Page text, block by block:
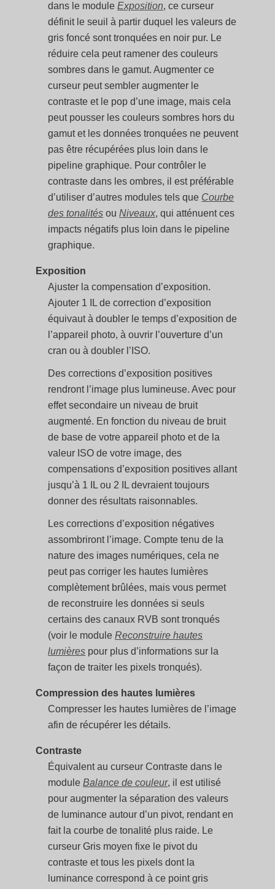
dans le moduleExposition, ce curseur
définit le seuil à partir duquel les valeurs de
gris foncé sont tronquées en noir pur. Le
réduire cela peut ramener des couleurs
sombres dans le gamut. Augmenter ce
curseur peut sembler augmenter le
contraste et le pop d’une image, mais cela
peut pousser les couleurs sombres hors du
gamut et les données tronquées ne peuvent
pas être récupérées plus loin dans le
pipeline graphique. Pour contrôler le
contraste dans les ombres, il est préférable
d’utiliser d’autres modules tels que Courbe
des tonalités ouNiveaux, qui atténuent ces
impacts négatifs plus loin dans le pipeline
graphique.
Exposition
Ajuster la compensation d’exposition.
Ajouter 1 IL de correction d’exposition
équivaut à doubler le temps d’exposition de
l’appareil photo, à ouvrir l’ouverture d’un
cran ou à doubler l’ISO.
Des corrections d’exposition positives
rendront l’image plus lumineuse. Avec pour
effet secondaire un niveau de bruit
augmenté. En fonction du niveau de bruit
de base de votre appareil photo et de la
valeur ISO de votre image, des
compensations d’exposition positives allant
jusqu’à 1 IL ou 2 IL devraient toujours
donner des résultats raisonnables.
Les corrections d’exposition négatives
assombriront l’image. Compte tenu de la
nature des images numériques, cela ne
peut pas corriger les hautes lumières
complètement brûlées, mais vous permet
de reconstruire les données si seuls
certains des canaux RVB sont tronqués
(voir le moduleReconstruire hautes
lumières pour plus d’informations sur la
façon de traiter les pixels tronqués).
Compression des hautes lumières
Compresser les hautes lumières de l’image
afin de récupérer les détails.
Contraste
Équivalent au curseur Contraste dans le
moduleBalance de couleur, il est utilisé
pour augmenter la séparation des valeurs
de luminance autour d’un pivot, rendant en
fait la courbe de tonalité plus raide. Le
curseur Gris moyen fixe le pivot du
contraste et tous les pixels dont la
luminance correspond à ce point gris